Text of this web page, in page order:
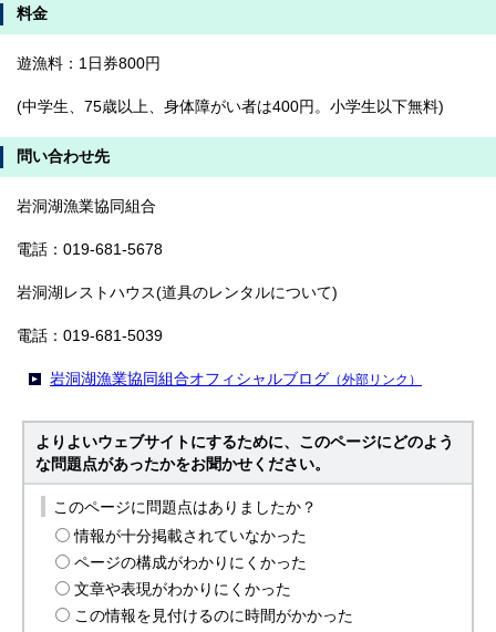
料金
遊漁料：1日券800円
(中学生、75歳以上、身体障がい者は400円。小学生以下無料)
問い合わせ先
岩洞湖漁業協同組合
電話：019-681-5678
岩洞湖レストハウス(道具のレンタルについて)
電話：019-681-5039
岩洞湖漁業協同組合オフィシャルブログ （外部リンク）
よりよいウェブサイトにするために、このページにどのよう
な問題点があったかをお聞かせください。
このページに問題点はありましたか？
情報が十分掲載されていなかった
ページの構成がわかりにくかった
文章や表現がわかりにくかった
この情報を見付けるのに時間がかかった